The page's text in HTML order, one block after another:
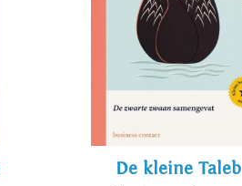
De kleine Taleb